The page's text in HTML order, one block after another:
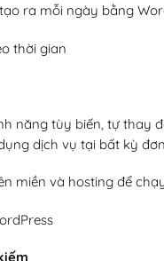
ra mỗi ngày bằng
thời gian
năng tùy biến, tự thay
dịch vụ tại bất kỳ
miền và hosting để